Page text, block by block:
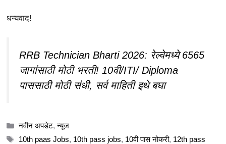
धन्यवाद!
RRB Technician Bharti 2026: रेल्वेमध्ये 6565
जागांसाठी मोठी भरती! 10वी/ITI/ Diploma
पाससाठी मोठी संधी, सर्व माहिती इथे बघा
Categories
नवीन अपडेट,न्यूज
Tags
10th paas Jobs, 10th pass jobs, 10वी पास नोकरी, 12th pass